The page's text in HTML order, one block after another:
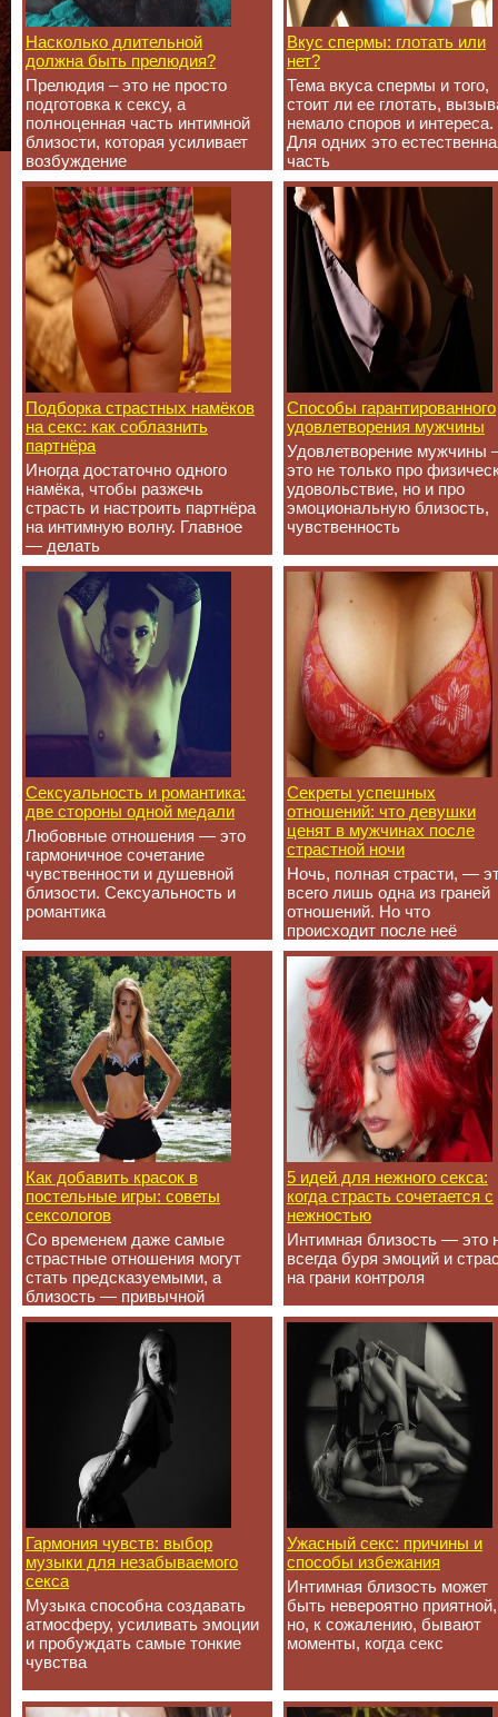
Насколько длительной
должна быть прелюдия?
Прелюдия – это не просто
подготовка к сексу, а
полноценная часть интимной
близости, которая усиливает
возбуждение
Вкус спермы: глотать или
нет?
Тема вкуса спермы и того,
стоит ли ее глотать,
немало споров и интереса.
Для одних это
часть
Подборка страстных намёков
на секс: как соблазнить
партнёра
Иногда достаточно одного
намёка, чтобы разжечь
страсть и настроить партнёра
на интимную волну. Главное
— делать
Способы гарантированного
удовлетворения мужчины
Удовлетворение мужчины
это не только про
удовольствие, но и про
эмоциональную близость,
чувственность
Сексуальность и романтика:
две стороны одной медали
Любовные отношения — это
гармоничное сочетание
чувственности и душевной
близости. Сексуальность и
романтика
Секреты успешных
отношений: что девушки
ценят в мужчинах после
страстной ночи
Ночь, полная страсти, —
всего лишь одна из граней
отношений. Но что
происходит после неё
Как добавить красок в
постельные игры: советы
сексологов
Со временем даже самые
страстные отношения могут
стать предсказуемыми, а
близость — привычной
5 идей для нежного секса:
когда страсть сочетается с
нежностью
Интимная близость — это
всегда буря эмоций и
на грани контроля
Гармония чувств: выбор
музыки для незабываемого
секса
Музыка способна создавать
атмосферу, усиливать эмоции
и пробуждать самые тонкие
чувства
Ужасный секс: причины и
способы избежания
Интимная близость может
быть невероятно приятной,
но, к сожалению, бывают
моменты, когда секс